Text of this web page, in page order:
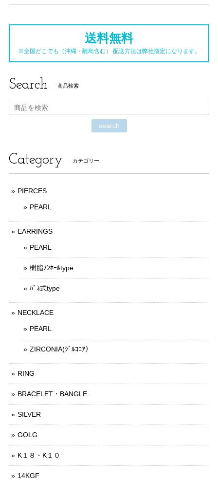
送料無料
※全国どこでも（沖縄・離島含む） 配送方法は弊社指定になります。
Search 商品検索
search
Category カテゴリー
PIERCES
PEARL
EARRINGS
PEARL
樹脂ﾉﾝﾎｰﾙtype
ﾊﾞﾈ式type
NECKLACE
PEARL
ZIRCONIA(ｼﾞﾙｺﾆｱ）
RING
BRACELET・BANGLE
SILVER
GOLG
K１８・K１０
14KGF